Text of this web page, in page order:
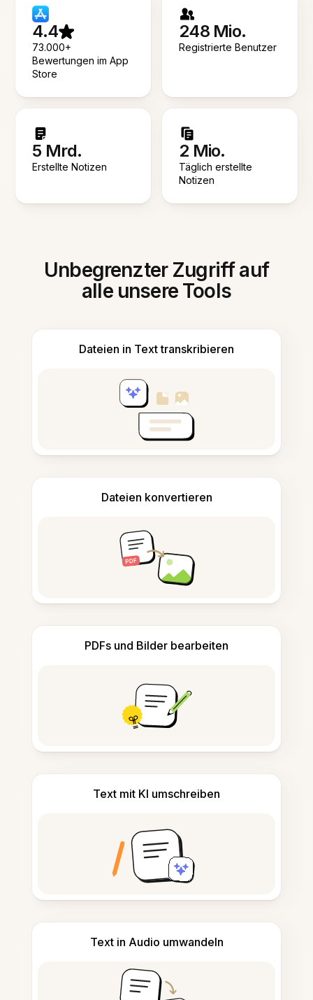
4.4
73.000+
Bewertungen im App
Store
248 Mio.
Registrierte Benutzer
5 Mrd.
Erstellte Notizen
2 Mio.
Täglich erstellte
Notizen
Unbegrenzter Zugriff auf
alle unsere Tools
Dateien in Text transkribieren
Dateien konvertieren
PDFs und Bilder bearbeiten
Text mit KI umschreiben
Text in Audio umwandeln